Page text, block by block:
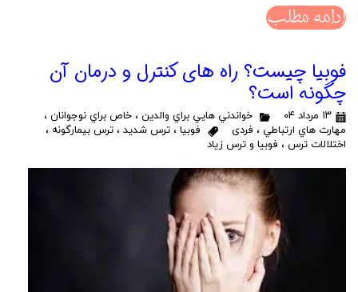
ادامه مطلب
فوبیا چیست؟ راه های کنترل و درمان آن
چگونه است؟
۱۳ مرداد ۰۴ خواندني هايي براي والدين ، خاص براي نوجوانان ،
مهارت هاي ارتباطي ، فردی فوبیا ، ترس شدید ، ترس بیمارگونه ،
اختلالات ترس ، فوبیا و ترس زیاد